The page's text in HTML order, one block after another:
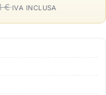
€·IVA INCLUSA